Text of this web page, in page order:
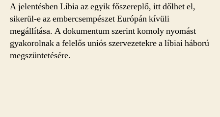
A jelentésben Líbia az egyik főszereplő, itt dőlhet el,
sikerül-e az embercsempészet Európán kívüli
megállítása. A dokumentum szerint komoly nyomást
gyakorolnak a felelős uniós szervezetekre a líbiai háború
megszüntetésére.